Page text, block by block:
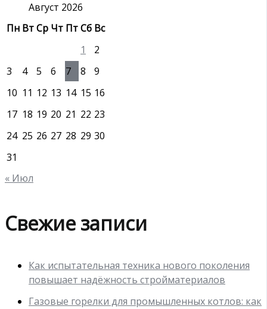
Август 2026
Пн ВтСр Чт ПтСб Вс
1
2
3
4 5 6 7 8
9
10 11 12 13 14 15 16
17 18 19 20 21 22 23
24 25 26 27 28 29 30
31
« Июл
Свежие записи
Как испытательная техника нового поколения
повышает надёжность стройматериалов
Газовые горелки для промышленных котлов: как